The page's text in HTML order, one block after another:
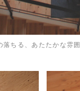
落ちる、あたたかな雰